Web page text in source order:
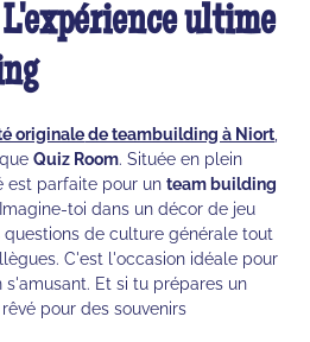
L'expérience ultime
originalede teambuilding à Niort
queQuiz Room. Située en plein
est parfaite pour unteam building
toi dans un décor de jeu
de culture générale tout
C'est l'occasion idéale pour
Et si tu prépares un
pour des souvenirs